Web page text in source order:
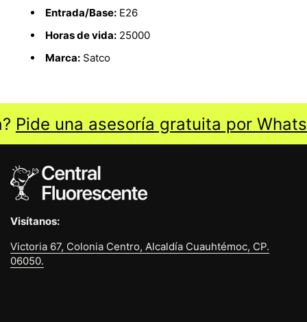
Entrada/Base: E26
Horas de vida: 25000
Marca: Satco
Pide una asesoría gratuita por
Visítanos:
Victoria 67, Colonia Centro, Alcaldía Cuauhtémoc, CP.
06050.